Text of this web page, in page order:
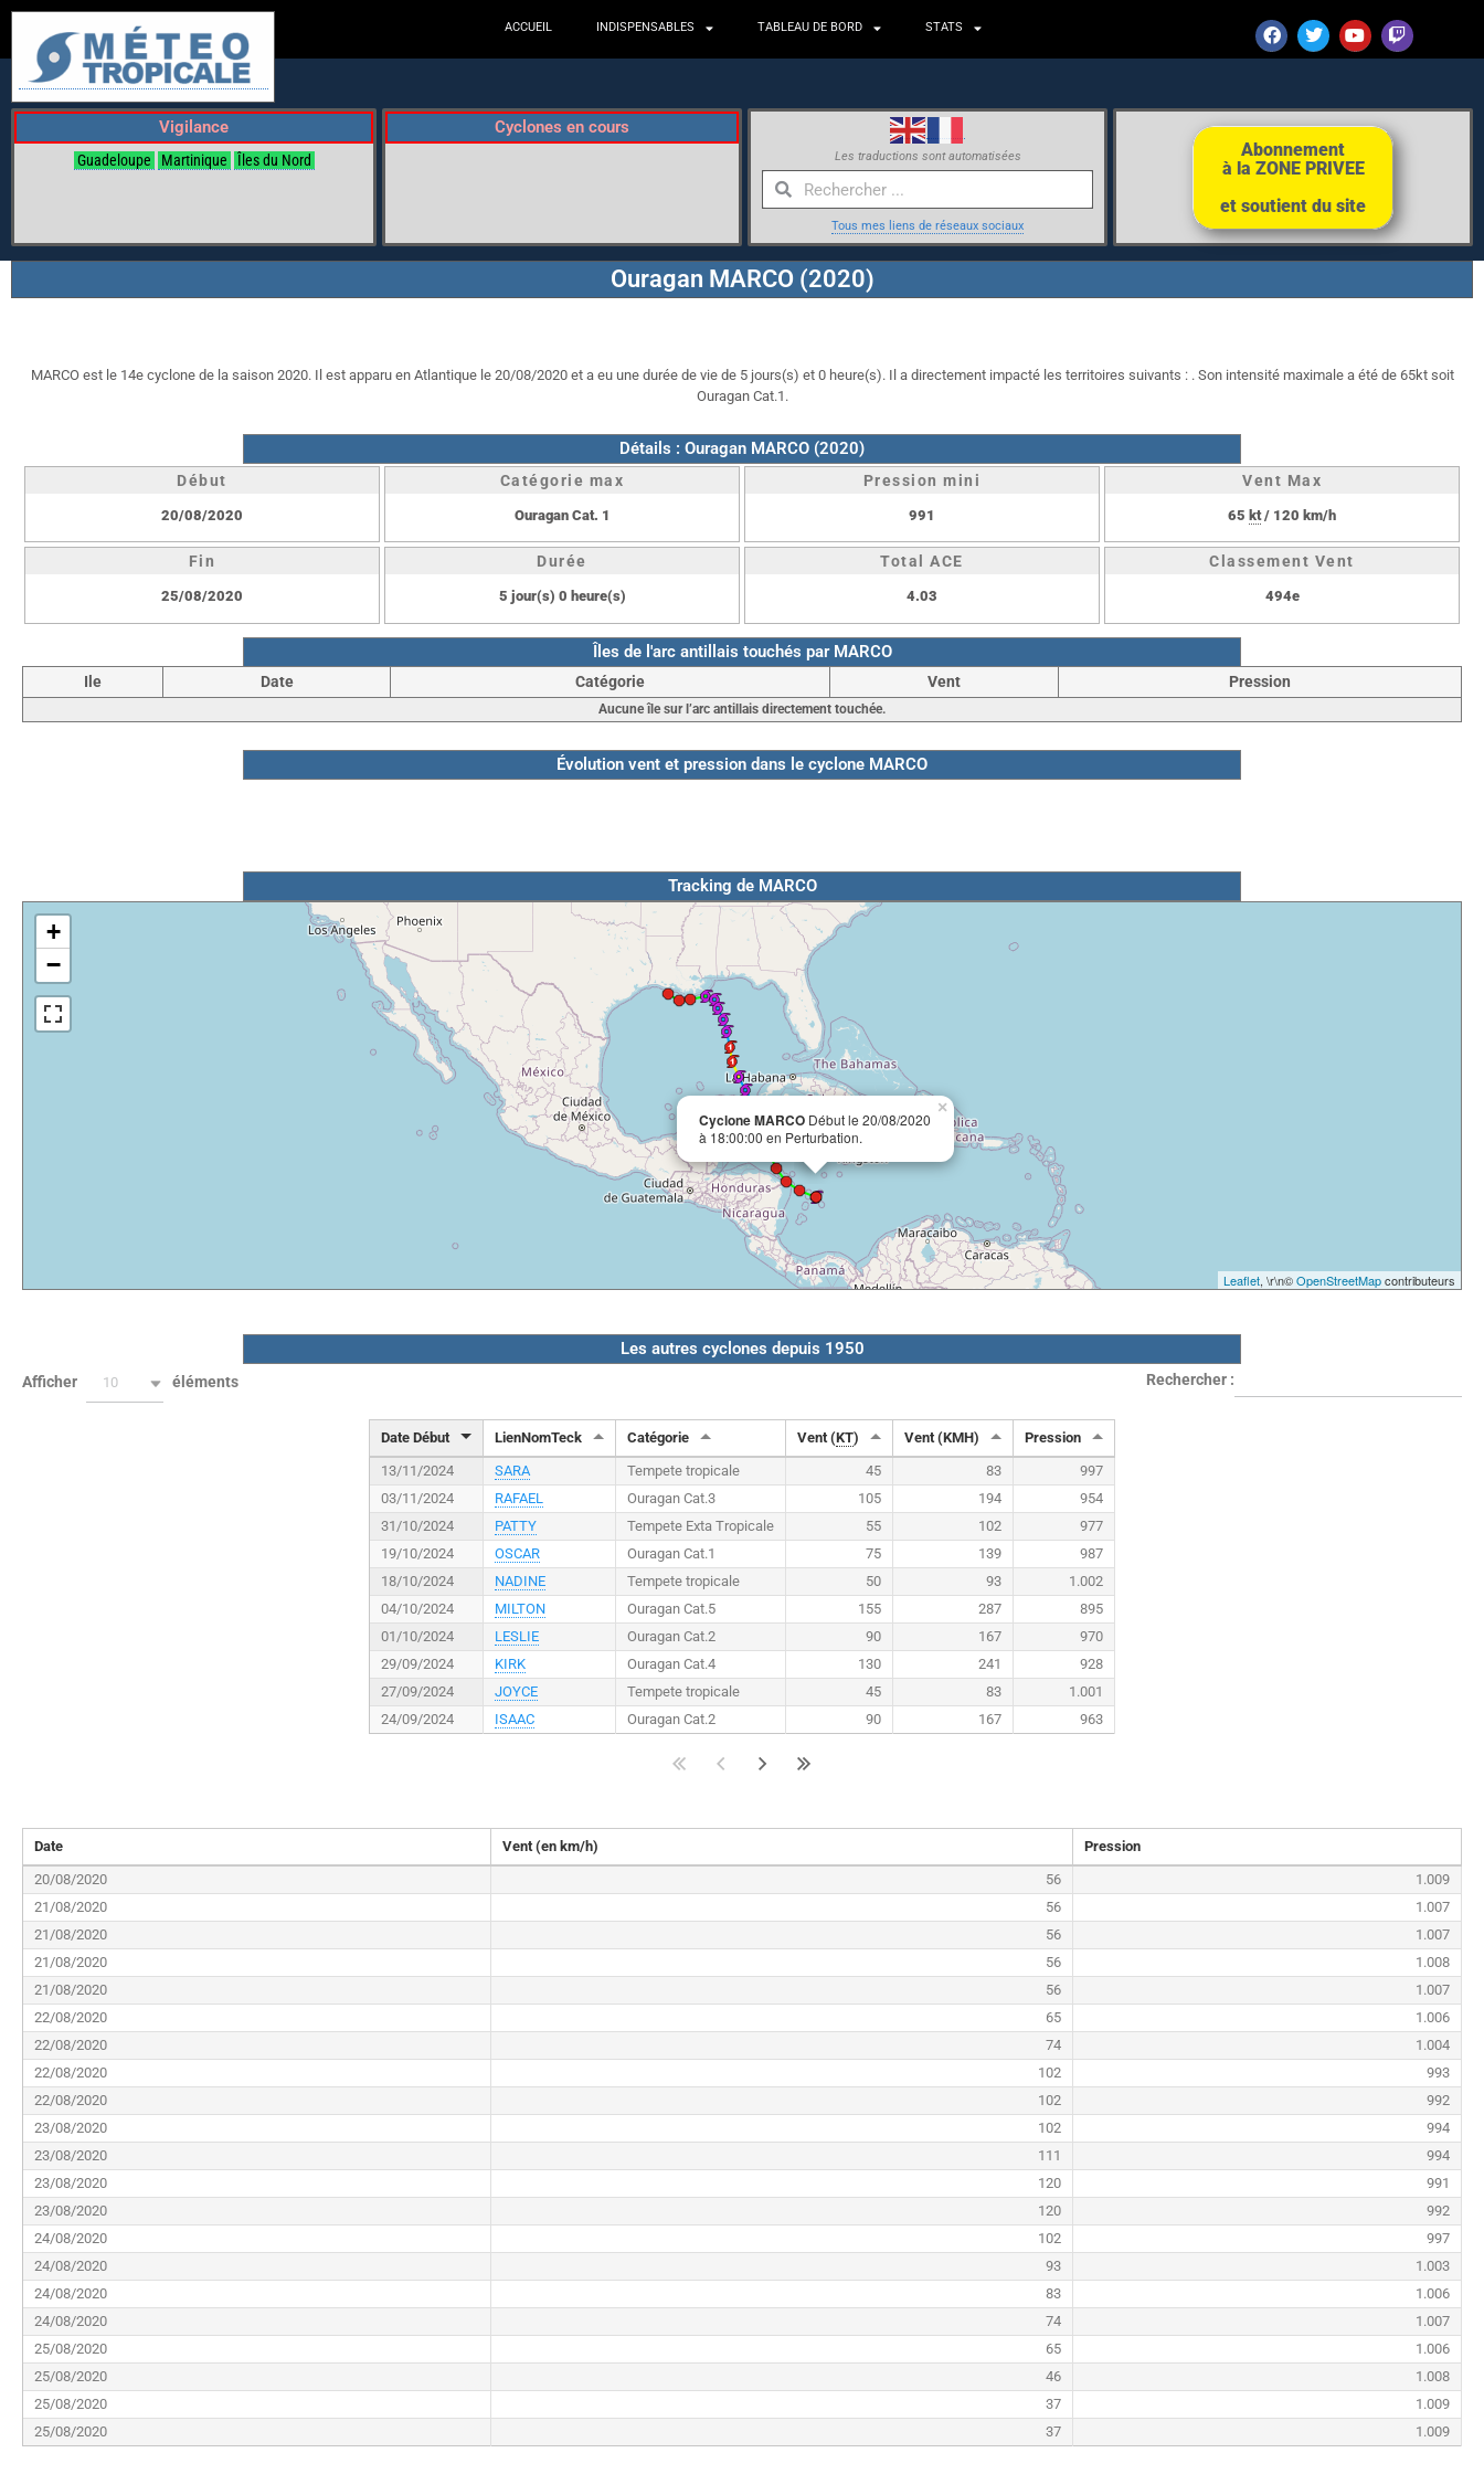
ACCUEIL INDISPENSABLES TABLEAU DE BORD STATS
Vigilance
Guadeloupe Martinique Îles du Nord
Cyclones en cours
Les traductions sont automatisées
Tous mes liens de réseaux sociaux
Abonnement
à la ZONE PRIVEE
et soutient du site
Ouragan MARCO (2020)
MARCO est le 14e cyclone de la saison 2020. Il est apparu en Atlantique le 20/08/2020 et a eu une durée de vie de 5 jours(s) et 0 heure(s). Il a directement impacté les territoires suivants : . Son intensité maximale a été de 65kt soit
Ouragan Cat.1.
Détails : Ouragan MARCO (2020)
Début
20/08/2020
Catégorie max
Ouragan Cat. 1
Pression mini
991
Vent Max
65 kt/ 120 km/h
Fin
25/08/2020
Durée
5 jour(s) 0 heure(s)
Total ACE
4.03
Classement Vent
494e
Îles de l'arc antillais touchés par MARCO
Ile Date Catégorie Vent Pression
Aucune île sur l’arc antillais directement touchée.
Évolution vent et pression dans le cyclone MARCO
Tracking de MARCO
Cyclone MARCO Début le 20/08/2020
à 18:00:00 en Perturbation.
×
+
−
Leaflet, \r\n©OpenStreetMapcontributeurs
Les autres cyclones depuis 1950
Afficher 10 éléments Rechercher :
Date Début LienNomTeck Catégorie Vent (KT) Vent (KMH)
Pression
13/11/2024
SARA Tempete tropicale 45 83
997
03/11/2024
RAFAEL Ouragan Cat.3 105 194
954
31/10/2024
PATTY Tempete Exta Tropicale 55 102
977
19/10/2024
OSCAR Ouragan Cat.1 75 139
987
18/10/2024
NADINE Tempete tropicale 50 93
1.002
04/10/2024
MILTON Ouragan Cat.5 155 287
895
01/10/2024
LESLIE Ouragan Cat.2 90 167
970
29/09/2024
KIRK Ouragan Cat.4 130 241
928
27/09/2024
JOYCE Tempete tropicale 45 83
1.001
24/09/2024
ISAAC Ouragan Cat.2 90 167 963
Date Vent (en km/h)
Pression
20/08/2020
56
1.009
21/08/2020
56
1.007
21/08/2020
56
1.007
21/08/2020
56
1.008
21/08/2020
56
1.007
22/08/2020
65
1.006
22/08/2020
74
1.004
22/08/2020
102
993
22/08/2020
102
992
23/08/2020
102
994
23/08/2020
111
994
23/08/2020
120
991
23/08/2020
120
992
24/08/2020
102
997
24/08/2020
93
1.003
24/08/2020
83
1.006
24/08/2020
74
1.007
25/08/2020
65
1.006
25/08/2020
46
1.008
25/08/2020
37
1.009
25/08/2020
37 1.009